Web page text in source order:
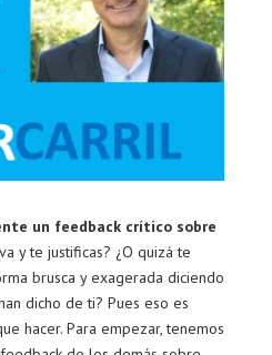
un feedback crítico sobre
y te justificas? ¿O quizá te
brusca y exagerada diciendo
dicho de ti? Pues eso es
hacer. Para empezar, tenemos